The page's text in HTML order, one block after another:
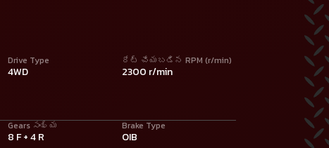
Drive Type
4WD
రేట్ చేయబడిన RPM (r/min)
2300 r/min
Gears సంఖ్య
8 F + 4 R
Brake Type
OIB